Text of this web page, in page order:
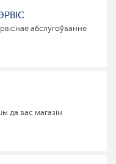
абслугоўванне
да вас магазін